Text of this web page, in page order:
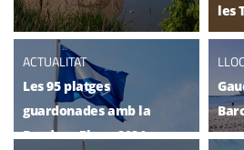
les
ACTUALITAT
Les 95 platges
guardonades amb la
Bandera Blava 2024